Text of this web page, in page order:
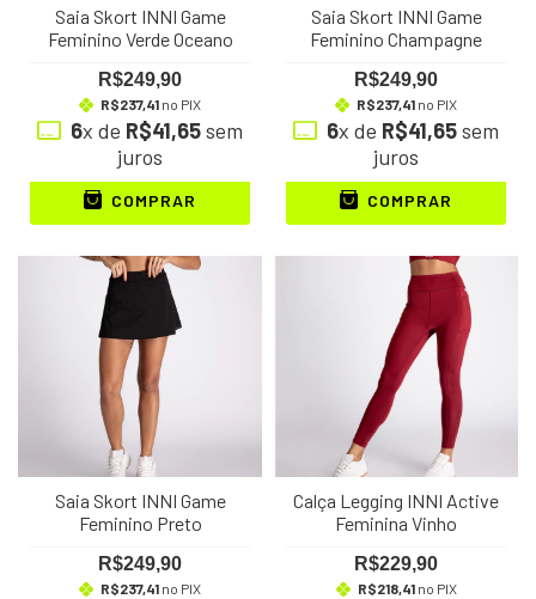
Saia Skort INNI Game
Feminino Verde Oceano
R$249,90
R$237,41 no PIX
6x de R$41,65sem
juros
COMPRAR
Saia Skort INNI Game
Feminino Champagne
R$249,90
R$237,41 no PIX
6x de R$41,65sem
juros
COMPRAR
Saia Skort INNI Game
Feminino Preto
R$249,90
R$237,41 no PIX
Calça Legging INNI Active
Feminina Vinho
R$229,90
R$218,41no PIX